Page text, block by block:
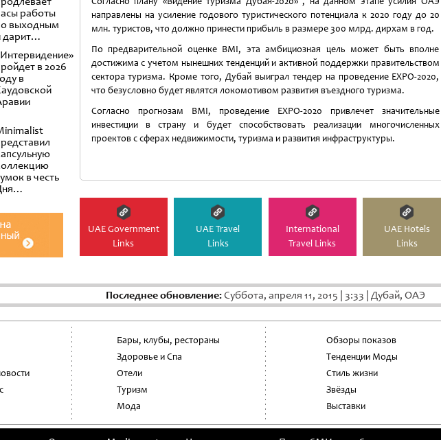
работы
выходным
дарит
второй день в
в 2026
в
в честь
в
Al
направлены на усиление годового туристического потенциала к 2020 году до 20
млн. туристов, что должно принести прибыль в размере 300 млрд. дирхам в год.
По предварительной оценке BMI, эта амбициозная цель может быть вполне
достижима с учетом нынешних тенденций и активной поддержки правительством
сектора туризма. Кроме того, Дубай выиграл тендер на проведение EXPO-2020,
что безусловно будет являтся локомотивом развития въездного туризма.
Согласно прогнозам BMI, проведение EXPO-2020 привлечет значительные
инвестиции в страну и будет способствовать реализации многочисленных
проектов с сферах недвижимости, туризма и развития инфраструктуры.
UAE Government
Links
UAE Travel
Links
International
Travel Links
UAE Hotels
Links
Последнее обновление:Суббота, апреля 11, 2015 3:33 Дубай, ОАЭ
Бары, клубы, рестораны
Здоровье и Спа
Отели
Туризм
Мода
Обзоры показов
Тенденции Моды
Стиль жизни
Звёзды
Выставки